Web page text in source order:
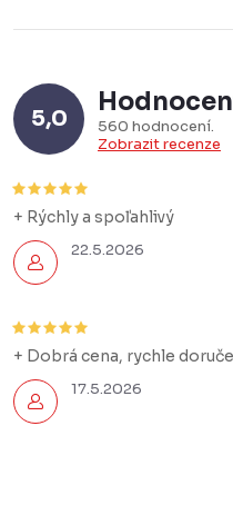
5,0
560 hodnocení
Zobrazit recenze
22.5.2026
+ Rýchly a spoľahlivý
17.5.2026
+ Dobrá cena, rychle